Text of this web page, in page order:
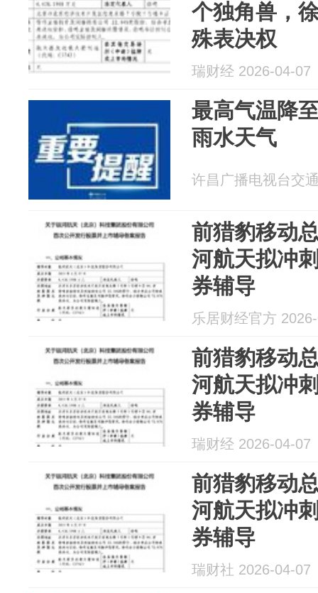
个独角兽，
殊表决权
瑞财经 2026-04-07
最高气温降
雨水天气
许昌广播电视台交
前猎豹移动
河航天拟冲
券辅导
乐居财经官方
前猎豹移动
河航天拟冲
券辅导
瑞财经 2026-04-07
前猎豹移动
河航天拟冲
券辅导
瑞财社 2026-04-07